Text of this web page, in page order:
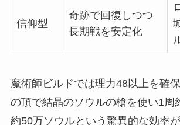
信仰型
奇跡で回復しつつ
長期戦を安定化
魔術師ビルドでは理力48以上を確
の頂で結晶のソウルの槍を使い1周
約50万ソウルという驚異的な効率